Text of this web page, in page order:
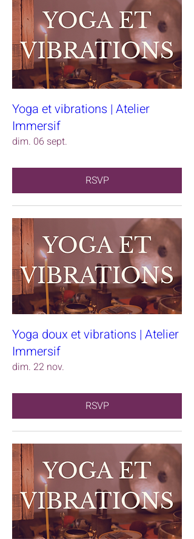
Yoga et vibrations | Atelier
Immersif
dim. 06 sept.
RSVP
Yoga doux et vibrations | Atelier
Immersif
dim. 22 nov.
RSVP